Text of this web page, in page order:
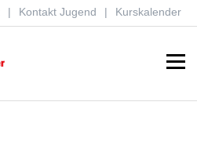
Kurskalender
Kontakt Jugend
Menu